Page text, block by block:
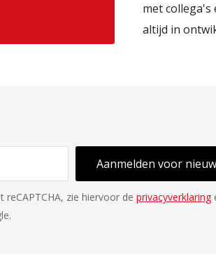
met collega's
altijd in
Aanmelden voor
zie hiervoor de privacyverklaring